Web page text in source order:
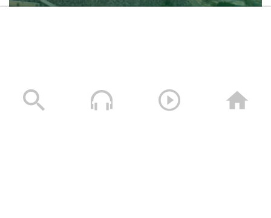
17/07/2026